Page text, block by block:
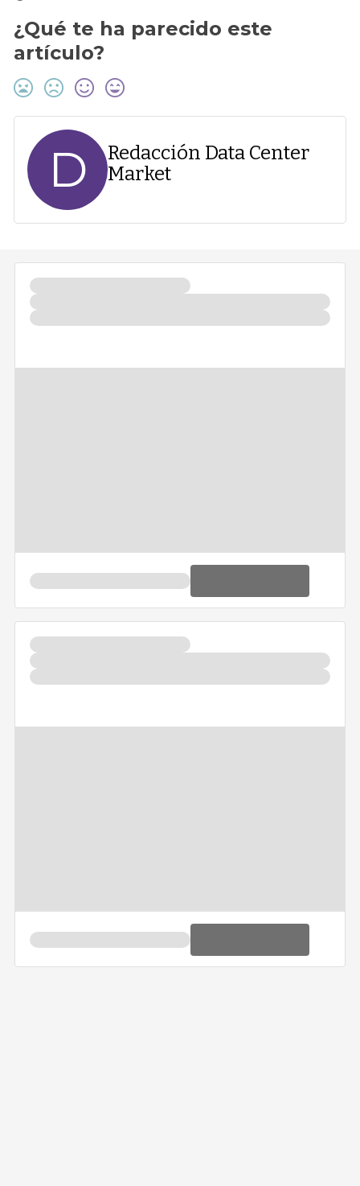
¿Qué te ha parecido este
artículo?
D
Redacción Data Center
Market